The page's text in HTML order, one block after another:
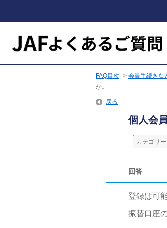
FAQ目次 > 会員手続きな
か。
戻る
個人会
カテゴリー
回答
登録は可
振替口座